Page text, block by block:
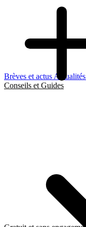
Brèves et actus
Conseils et Guides